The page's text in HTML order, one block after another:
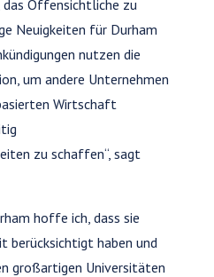
das Offensichtliche zu
Neuigkeiten für Durham
nutzen die
um andere Unternehmen
Wirtschaft
zu schaffen“, sagt
hoffe ich, dass sie
berücksichtigt haben und
großartigen Universitäten